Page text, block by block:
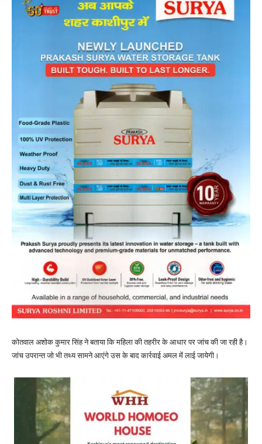
कोतवाल अशोक कुमार सिंह ने बताया कि महिला की तहरीर के आधार पर जांच की जा रही है।
जांच उपरान्त जो भी तथ्य सामने आएंगे उस के बाद कार्रवाई अमल में लाई जायेगी।